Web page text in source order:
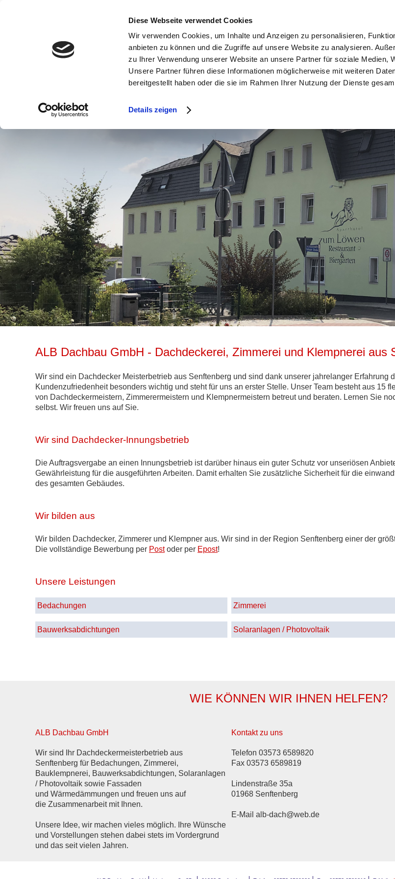
Diese Webseite verwendet Cookies
Wir verwenden Cookies, um Inhalte und Anzeigen zu personalisieren,
anbieten zu können und die Zugriffe auf unsere Website zu analysieren.
zu Ihrer Verwendung unserer Website an unsere Partner für soziale Medien,
Unsere Partner führen diese Informationen möglicherweise mit weiteren
bereitgestellt haben oder die sie im Rahmen Ihrer Nutzung der Dienste
Details zeigen
UNSERE LEISTUNGEN DACHARTEN WARTUNG UNSERE REFERENZEN KONTAKT ZU UNS
ALB Dachbau GmbH - Dachdeckerei, Zimmerei und Klempnerei aus
Wir sind ein Dachdecker Meisterbetrieb aus Senftenberg und sind dank unserer jahrelanger Erfahrung
Kundenzufriedenheit besonders wichtig und steht für uns an erster Stelle. Unser Team besteht aus 15
von Dachdeckermeistern, Zimmerermeistern und Klempnermeistern betreut und beraten. Lernen Sie
selbst. Wir freuen uns auf Sie.
Wir sind Dachdecker-Innungsbetrieb
Die Auftragsvergabe an einen Innungsbetrieb ist darüber hinaus ein guter Schutz vor unseriösen
Gewährleistung für die ausgeführten Arbeiten. Damit erhalten Sie zusätzliche Sicherheit für die
des gesamten Gebäudes.
Wir bilden aus
Wir bilden Dachdecker, Zimmerer und Klempner aus. Wir sind in der Region Senftenberg einer der
Die vollständige Bewerbung per Postoder per Epost!
Unsere Leistungen
Bedachungen Zimmerei
Bauwerksabdichtungen Solaranlagen / Photovoltaik
WIE KÖNNEN WIR IHNEN HELFEN?
ALB Dachbau GmbH
Wir sind Ihr Dachdeckermeisterbetrieb aus
Senftenberg für Bedachungen, Zimmerei,
Bauklempnerei, Bauwerksabdichtungen, Solaranlagen
/ Photovoltaik sowie Fassaden
und Wärmedämmungen und freuen uns auf
die Zusammenarbeit mit Ihnen.
Unsere Idee, wir machen vieles möglich. Ihre Wünsche
und Vorstellungen stehen dabei stets im Vordergrund
und das seit vielen Jahren.
Kontakt zu uns
Telefon 03573 6589820
Fax 03573 6589819
Lindenstraße 35a
01968 Senftenberg
E-Mail alb-dach@web.de